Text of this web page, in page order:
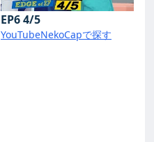
EP6 4/5
YouTubeNekoCapで探す